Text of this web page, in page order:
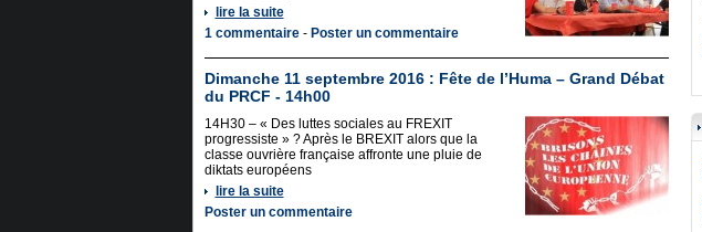
lire la suite
1 commentaire- Poster un commentaire
Dimanche 11 septembre 2016 : Fête de l’Huma – Grand Débat
du PRCF - 14h00
14H30 – « Des luttes sociales au FREXIT
progressiste » ? Après le BREXIT alors que la
classe ouvrière française affronte une pluie de
diktats européens
lire la suite
Poster un commentaire